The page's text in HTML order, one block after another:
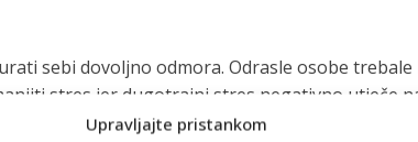
Upravljajte pristankom
sebi dovoljno odmora. Odrasle osobe
stres jer dugotrajni stres negativno utječe